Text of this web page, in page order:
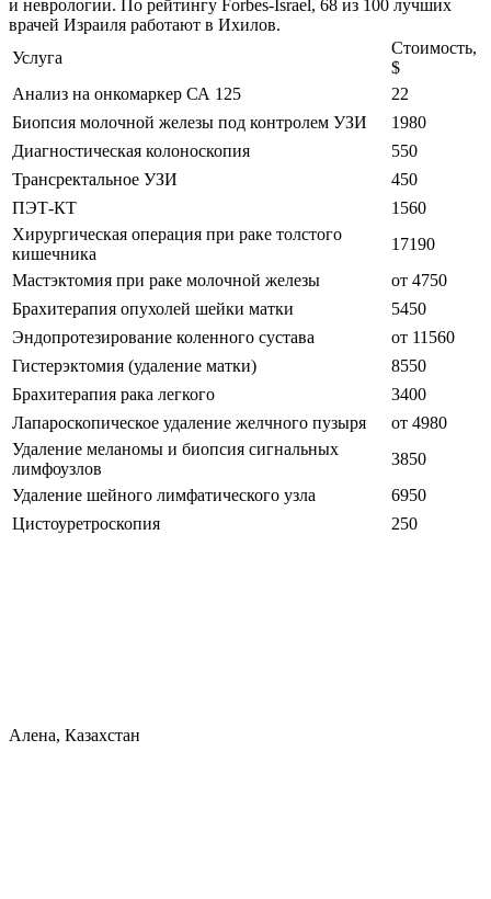
и неврологии. По рейтингу Forbes-Israel, 68 из 100 лучших
врачей Израиля работают в Ихилов.
Услуга
Стоимость,
$
Анализ на онкомаркер СА 125
22
Биопсия молочной железы под контролем УЗИ
1980
Диагностическая колоноскопия
550
Трансректальное УЗИ
450
ПЭТ-КТ
1560
Хирургическая операция при раке толстого
кишечника
17190
Мастэктомия при раке молочной железы
от 4750
Брахитерапия опухолей шейки матки
5450
Эндопротезирование коленного сустава
от 11560
Гистерэктомия (удаление матки)
8550
Брахитерапия рака легкого
3400
Лапароскопическое удаление желчного пузыря
от 4980
Удаление меланомы и биопсия сигнальных
лимфоузлов
3850
Удаление шейного лимфатического узла
6950
Цистоуретроскопия
250
Алена, Казахстан